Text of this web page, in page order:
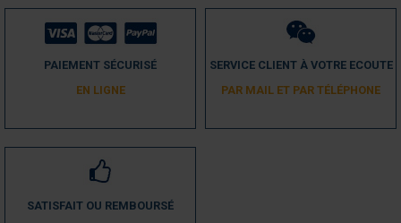
PAIEMENT SÉCURISÉ
EN LIGNE
SERVICE CLIENT À VOTRE ECOUTE
PAR MAIL ET PAR TÉLÉPHONE
SATISFAIT OU REMBOURSÉ